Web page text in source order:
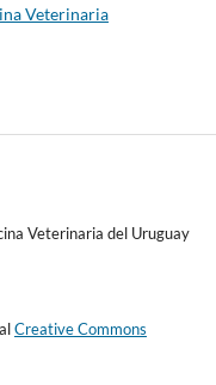
Veterinaria
Veterinaria del Uruguay
Creative Commons